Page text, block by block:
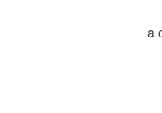
a